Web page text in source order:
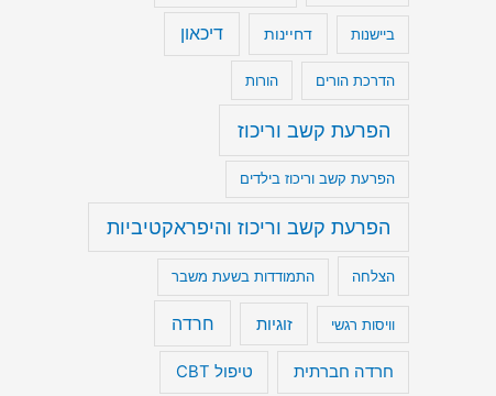
ביישנות דחיינות דיכאון
הדרכת הורים הורות
הפרעת קשב וריכוז
הפרעת קשב וריכוז בילדים
הפרעת קשב וריכוז והיפראקטיביות
הצלחה התמודדות בשעת משבר
וויסות רגשי זוגיות חרדה
חרדה חברתית טיפול CBT